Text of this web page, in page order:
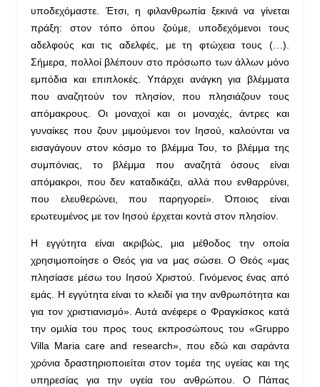
υποδεχόμαστε. Έτσι, η φιλανθρωπία ξεκινά να γίνεται
πράξη: στον τόπο όπου ζούμε, υποδεχόμενοι τους
αδελφούς και τις αδελφές, με τη φτώχεια τους (…).
Σήμερα, πολλοί βλέπουν στο πρόσωπο των άλλων μόνο
εμπόδια και επιπλοκές. Υπάρχει ανάγκη για βλέμματα
που αναζητούν τον πλησίον, που πλησιάζουν τους
απόμακρους. Οι μοναχοί και οι μοναχές, άντρες και
γυναίκες που ζουν μιμούμενοι τον Ιησού, καλούνται να
εισαγάγουν στον κόσμο το βλέμμα Του, το βλέμμα της
συμπόνιας, το βλέμμα που αναζητά όσους είναι
απόμακροι, που δεν καταδικάζει, αλλά που ενθαρρύνει,
που ελευθερώνει, που παρηγορεί». Όποιος είναι
ερωτευμένος με τον Ιησού έρχεται κοντά στον πλησίον.
Η εγγύτητα είναι ακριβώς, μια μέθοδος την οποία
χρησιμοποίησε ο Θεός για να μας σώσει. Ο Θεός «μας
πλησίασε μέσω του Ιησού Χριστού. Γινόμενος ένας από
εμάς. Η εγγύτητα είναι το κλειδί για την ανθρωπότητα και
για τον χριστιανισμό». Αυτά ανέφερε ο Φραγκίσκος κατά
την ομιλία του προς τους εκπροσώπους του «Gruppo
Villa Maria care and research», που εδώ και σαράντα
χρόνια δραστηριοποιείται στον τομέα της υγείας και της
υπηρεσίας για την υγεία του ανθρώπου. Ο Πάπας